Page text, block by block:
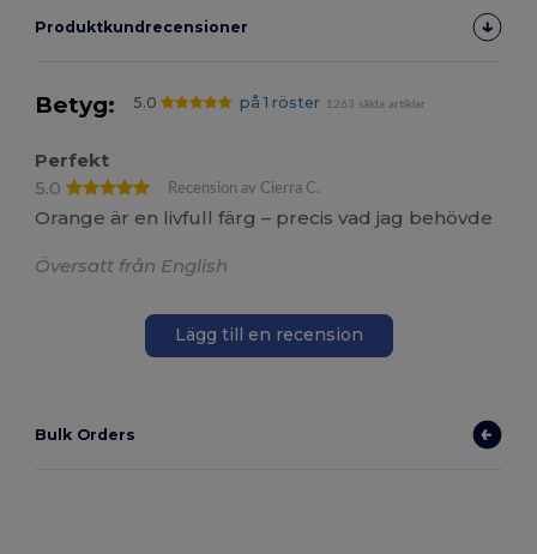
Produktkundrecensioner
Betyg: 5.0 på 1 röster 1263 sålda artiklar
Perfekt
5.0
Recension av Cierra C.
Orange är en livfull färg – precis vad jag behövde
Översatt från English
Lägg till en recension
Bulk Orders